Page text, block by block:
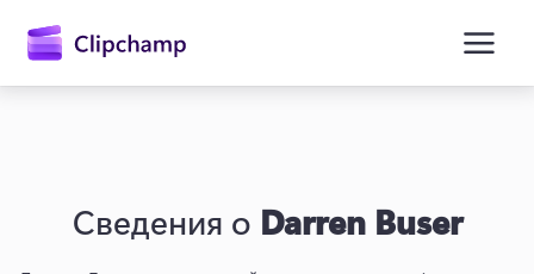
содержимому
Сведения о Darren Buser